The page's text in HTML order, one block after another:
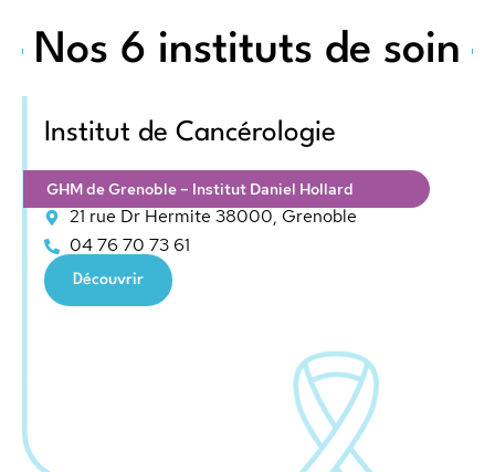
Nos 6 instituts de soin
Institut de Cancérologie
GHM de Grenoble – Institut Daniel Hollard
21 rue Dr Hermite 38000, Grenoble
04 76 70 73 61
Découvrir